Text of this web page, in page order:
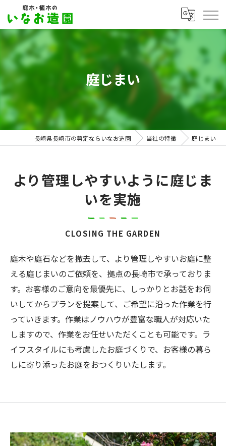
庭じまい
長崎県長崎市の剪定ならいなお造園 当社の特徴 庭じまい
より管理しやすいように庭じま
いを実施
CLOSING THE GARDEN
庭木や庭石などを撤去して、より管理しやすいお庭に整
える庭じまいのご依頼を、拠点の長崎市で承っておりま
す。お客様のご意向を最優先に、しっかりとお話をお伺
いしてからプランを提案して、ご希望に沿った作業を行
っていきます。作業はノウハウが豊富な職人が対応いた
しますので、作業をお任せいただくことも可能です。ラ
イフスタイルにも考慮したお庭づくりで、お客様の暮ら
しに寄り添ったお庭をおつくりいたします。